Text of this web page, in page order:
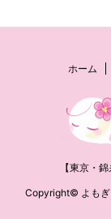
ホーム
【東京・
Copyright© よもぎ